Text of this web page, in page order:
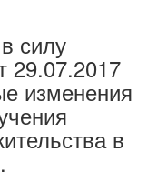
силу
29.07.2017
изменения
в